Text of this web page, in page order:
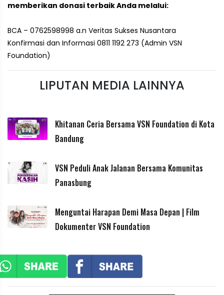
memberikan donasi terbaik Anda melalui:
BCA – 0762598998 a.n Veritas Sukses Nusantara
Konfirmasi dan Informasi 0811 1192 273 (Admin VSN
Foundation)
LIPUTAN MEDIA LAINNYA
Khitanan Ceria Bersama VSN Foundation di Kota
Bandung
VSN Peduli Anak Jalanan Bersama Komunitas
Panasbung
Menguntai Harapan Demi Masa Depan | Film
Dokumenter VSN Foundation